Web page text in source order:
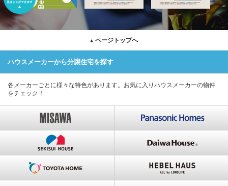
ページトップへ
ハウスメーカーから分譲住宅を探す
各メーカーごとに様々な特色があります。 お気に入りハウスメーカーの物件
をチェック！